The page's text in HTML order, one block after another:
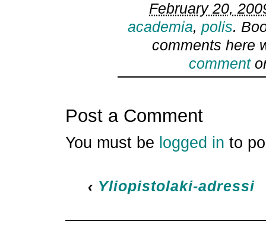
February 20,
academia, polis.
comments here
comment
Post a Comment
You must be logged in to
‹ Yliopistolaki-adressi